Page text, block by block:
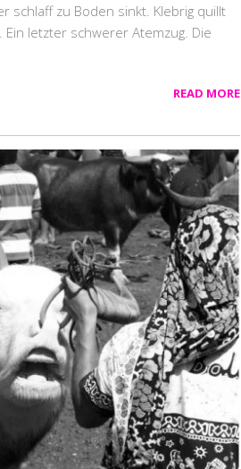
schlaff zu Boden sinkt. Klebrig quillt
letzter schwerer Atemzug. Die
READ MORE